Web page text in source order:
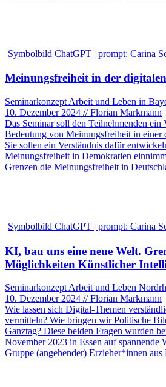
Symbolbild ChatGPT | prompt: Carina
Meinungsfreiheit in der
Seminarkonzept Arbeit und Leben in
10. Dezember 2024 // Florian Markmann
Das Seminar soll den Teilnehmenden ein
Bedeutung von Meinungsfreiheit in einer
Sie sollen ein Verständnis dafür
Meinungsfreiheit in Demokratien
Grenzen die Meinungsfreiheit in
Symbolbild ChatGPT | prompt: Carina
KI, bau uns eine neue Welt.
Möglichkeiten Künstlicher
Seminarkonzept Arbeit und Leben
10. Dezember 2024 // Florian Markmann
Wie lassen sich Digital-Themen
vermitteln? Wie bringen wir Politische
Ganztag? Diese beiden Fragen wurden
November 2023 in Essen auf spannende
Gruppe (angehender) Erzieher*innen